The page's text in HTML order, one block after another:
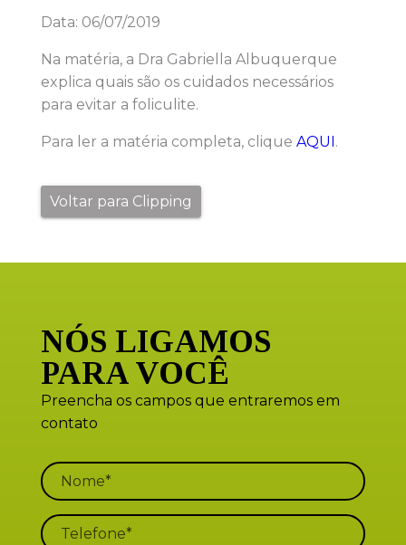
Data: 06/07/2019
Na matéria, a Dra Gabriella Albuquerque
explica quais são os cuidados necessários
para evitar a foliculite.
Para ler a matéria completa, clique AQUI .
Voltar para Clipping
NÓS LIGAMOS
PARA VOCÊ
Preencha os campos que entraremos em
contato